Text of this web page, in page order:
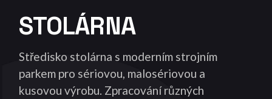
STOLÁRNA
Středisko stolárna s moderním strojním
parkem pro sériovou, malosériovou a
kusovou výrobu. Zpracování různých